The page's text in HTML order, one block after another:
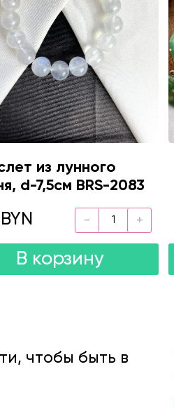
из лунного
d-7,5см BRS-2083
В корзину
чтобы быть в